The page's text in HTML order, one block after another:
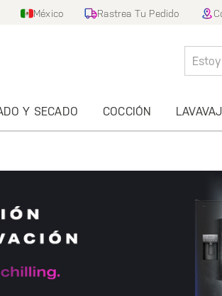
México Rastrea Tu Pedido
Y SECADO COCCIÓN